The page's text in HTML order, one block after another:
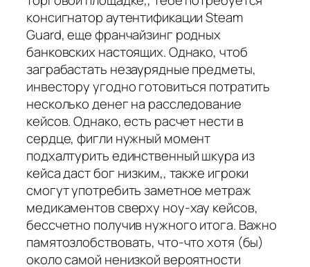
консигнатор аутентификации Steam
Guard, еще франчайзинг родных
банковских настоящих. Однако, чтоб
заграбастать незаурядные предметы,
инвестору угодно готовиться потратить
несколько денег на расследование
кейсов. Однако, есть расчет нести в
сердце, фигли нужный момент
подхалтурить единственный шкура из
кейса даст бог низким,, также игроки
смогут употребить заметное метраж
медикаментов сверху ноу-хау кейсов,
бессчетно получив нужного итога. Важно
памятозлобствовать, что-что хотя (бы)
около самой ненизкой вероятности